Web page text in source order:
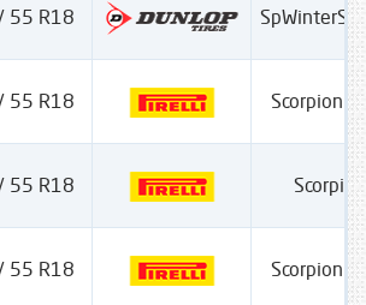
55 R18
55 R18 Scorpion
55 R18
55 R18 Scorpion